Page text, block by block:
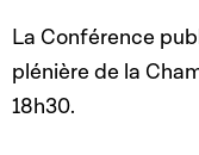
La Conférence
plénière de la
18h30.